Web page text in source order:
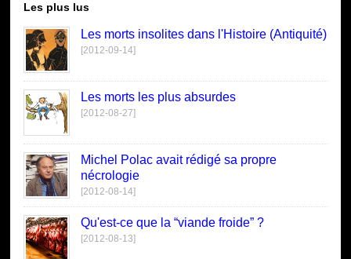
Les plus lus
Les morts insolites dans l'Histoire (Antiquité)
[2012-09-14]
Les morts les plus absurdes
[2012-08-27]
Michel Polac avait rédigé sa propre
nécrologie
[2012-08-14]
Qu'est-ce que la “viande froide” ?
[2012-08-13]